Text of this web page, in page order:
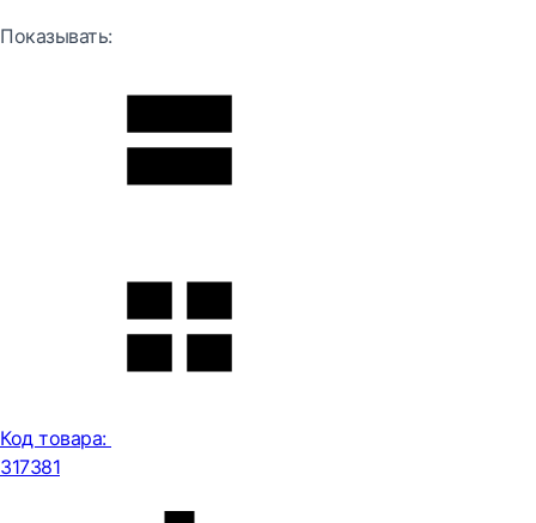
Показывать:
Код товара:
317381